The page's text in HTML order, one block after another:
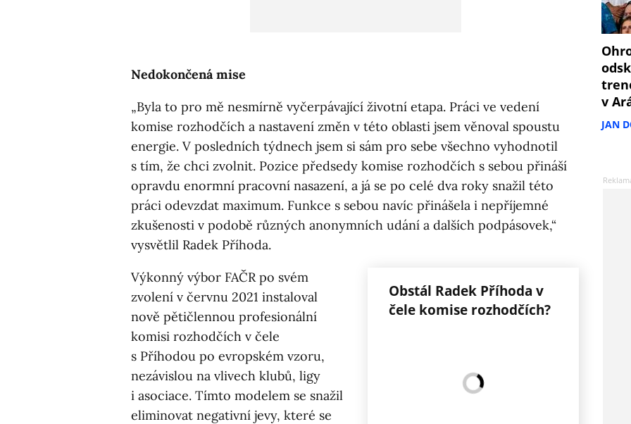
Nedokončená mise
„Byla to pro mě nesmírně vyčerpávající životní etapa. Práci ve vedení
komise rozhodčích a nastavení změn v této oblasti jsem věnoval spoustu
energie. V posledních týdnech jsem si sám pro sebe všechno vyhodnotil
s tím, že chci zvolnit. Pozice předsedy komise rozhodčích s sebou přináší
opravdu enormní pracovní nasazení, a já se po celé dva roky snažil této
práci odevzdat maximum. Funkce s sebou navíc přinášela i nepříjemné
zkušenosti v podobě různých anonymních udání a dalších podpásovek,“
vysvětlil Radek Příhoda.
Obstál Radek Příhoda v
čele komise rozhodčích?
Výkonný výbor FAČR po svém
zvolení v červnu 2021 instaloval
nově pětičlennou profesionální
komisi rozhodčích v čele
s Příhodou po evropském vzoru,
nezávislou na vlivech klubů, ligy
i asociace. Tímto modelem se snažil
eliminovat negativní jevy, které se
v
JAN